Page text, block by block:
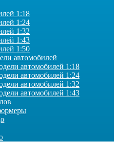
1:18
1:24
1:32
1:43
1:50
автомобилей
автомобилей 1:18
автомобилей 1:24
автомобилей 1:32
автомобилей 1:43